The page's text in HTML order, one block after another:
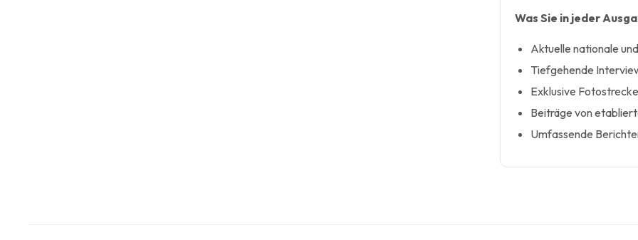
Was Sie in jeder
Aktuelle nationale
Tiefgehende
Exklusive
Beiträge von
Umfassende